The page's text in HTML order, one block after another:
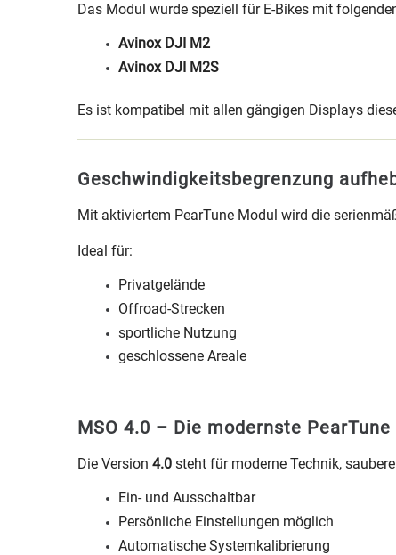
Das Modul wurde speziell für E-Bikes mit
Avinox DJI M2
Avinox DJI M2S
Es ist kompatibel mit allen gängigen Displays
Geschwindigkeitsbegrenzung
Mit aktiviertem PearTune Modul wird die
Ideal für:
Privatgelände
Offroad-Strecken
sportliche Nutzung
geschlossene Areale
MSO 4.0 – Die modernste
Die Version 4.0 steht für moderne Technik,
Ein- und Ausschaltbar
Persönliche Einstellungen möglich
Automatische Systemkalibrierung